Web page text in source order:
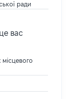
ради
вас